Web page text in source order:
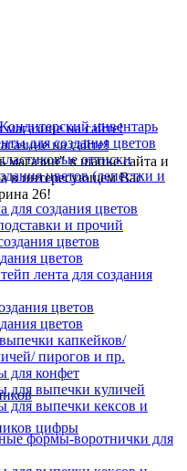
Кондитерский инвентарь
для создания цветов
оттиски
цветов (лепестки и
для создания цветов
и прочий
цветов
цветов
лента для создания
цветов
цветов
капкейков/
пирогов и пр.
для конфет
выпечки куличей
выпечки кексов и
формы-воротнички для
на сайте!
магазин" в шапке сайта и
в интересующем Вас
26!
цифры